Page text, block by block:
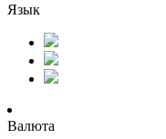
Язык
Валюта